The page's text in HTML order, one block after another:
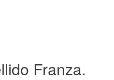
Franza.